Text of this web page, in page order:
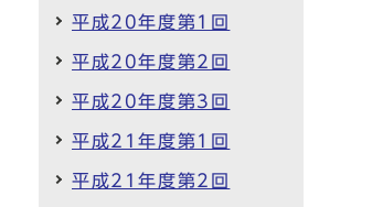
平成20年度第1回
平成20年度第2回
平成20年度第3回
平成21年度第1回
平成21年度第2回